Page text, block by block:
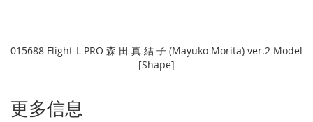
015688 Flight-L PRO 森 田 真 結 子 (Mayuko Morita) ver.2 Model
[Shape]
更多信息